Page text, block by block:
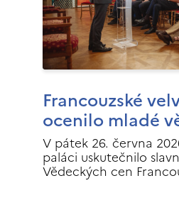
Francouzské
ocenilo mladé
V pátek 26. června
paláci uskutečnilo
Vědeckých cen